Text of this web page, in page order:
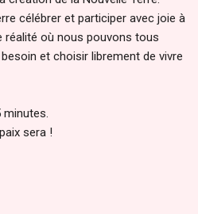
célébrer et participer avec joie à
réalité où nous pouvons tous
et choisir librement de vivre
minutes.
sera !